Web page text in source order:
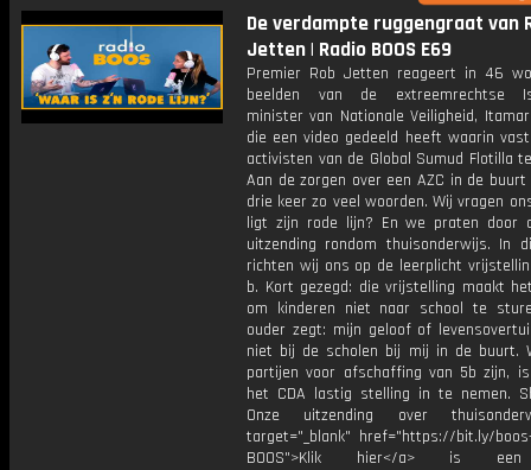
De verdampte ruggengraat van
Jetten | Radio BOOS E69
Premier Rob Jetten reageert in 46
beelden van de extreemrechtse
minister van Nationale Veiligheid, Itamar
die een video gedeeld heeft waarin
activisten van de Global Sumud Flotilla
Aan de zorgen over een AZC in de
drie keer zo veel woorden. Wij vragen
ligt zijn rode lijn? En we praten door
uitzending rondom thuisonderwijs. In
richten wij ons op de leerplicht
b. Kort gezegd: die vrijstelling maakt
om kinderen niet naar school te
ouder zegt: mijn geloof of
niet bij de scholen bij mij in de buurt.
partijen voor afschaffing van 5b zijn,
het CDA lastig stelling in te nemen.
Onze uitzending over
target="_blank" href="https://bit.ly/
BOOS">Klik hier</a> is